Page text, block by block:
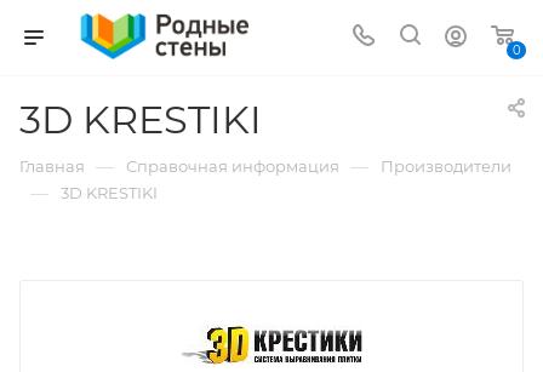
0
3D KRESTIKI
Главная — Справочная информация — Производители
— 3D KRESTIKI